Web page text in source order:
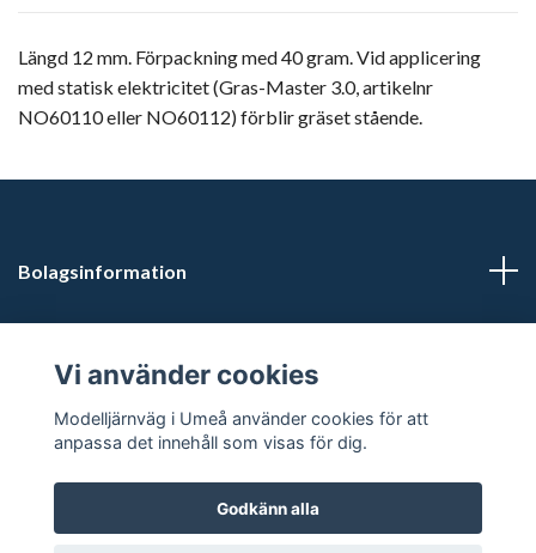
Längd 12 mm. Förpackning med 40 gram. Vid applicering
med statisk elektricitet (Gras-Master 3.0, artikelnr
NO60110 eller NO60112) förblir gräset stående.
Bolagsinformation
Butikstider: Vardagar kl 12.00-15.00. Övrig tid efter
överenskommelse.
Vi använder cookies
Modelljärnväg i Umeå använder cookies för att
anpassa det innehåll som visas för dig.
Godkänn alla